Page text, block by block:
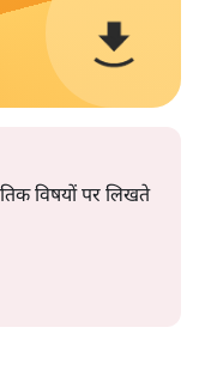
विषयों पर लिखते